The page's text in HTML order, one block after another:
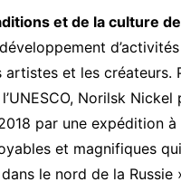
et de la culture
et les créateurs.
Norilsk
par une expédition
et magnifiques
le nord de la Russie